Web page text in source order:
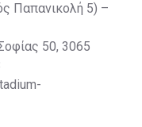
Παπανικολή 5) –
50, 3065